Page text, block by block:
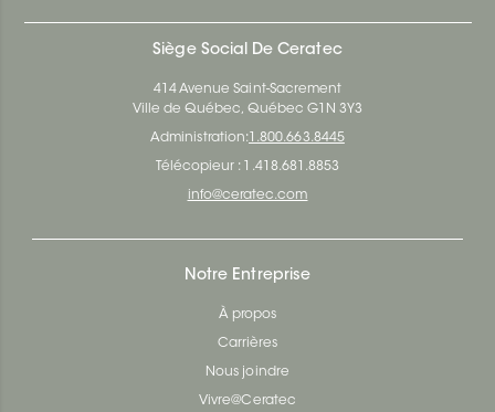
Siège Social De Ceratec
414 Avenue Saint-Sacrement
Ville de Québec, Québec G1N 3Y3
Administration: 1.800.663.8445
Télécopieur : 1.418.681.8853
info@ceratec.com
Notre Entreprise
À propos
Carrières
Nous joindre
Vivre@Ceratec